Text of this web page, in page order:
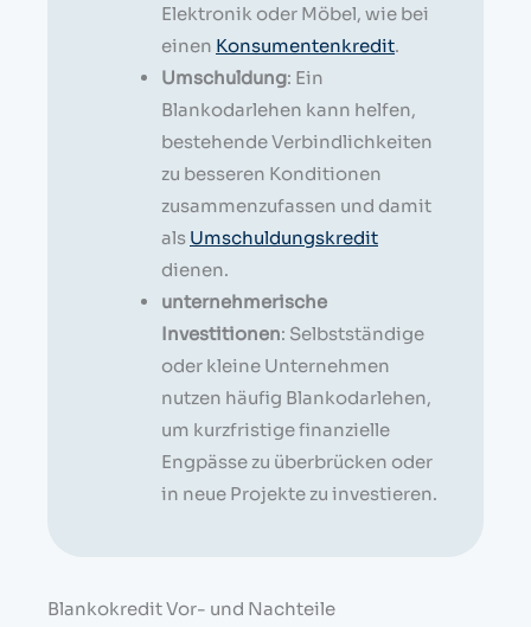
Elektronik oder Möbel, wie bei
einen Konsumentenkredit.
Umschuldung: Ein
Blankodarlehen kann helfen,
bestehende Verbindlichkeiten
zu besseren Konditionen
zusammenzufassen und damit
als Umschuldungskredit
dienen.
unternehmerische
Investitionen: Selbstständige
oder kleine Unternehmen
nutzen häufig Blankodarlehen,
um kurzfristige finanzielle
Engpässe zu überbrücken oder
in neue Projekte zu investieren.
Blankokredit Vor- und Nachteile